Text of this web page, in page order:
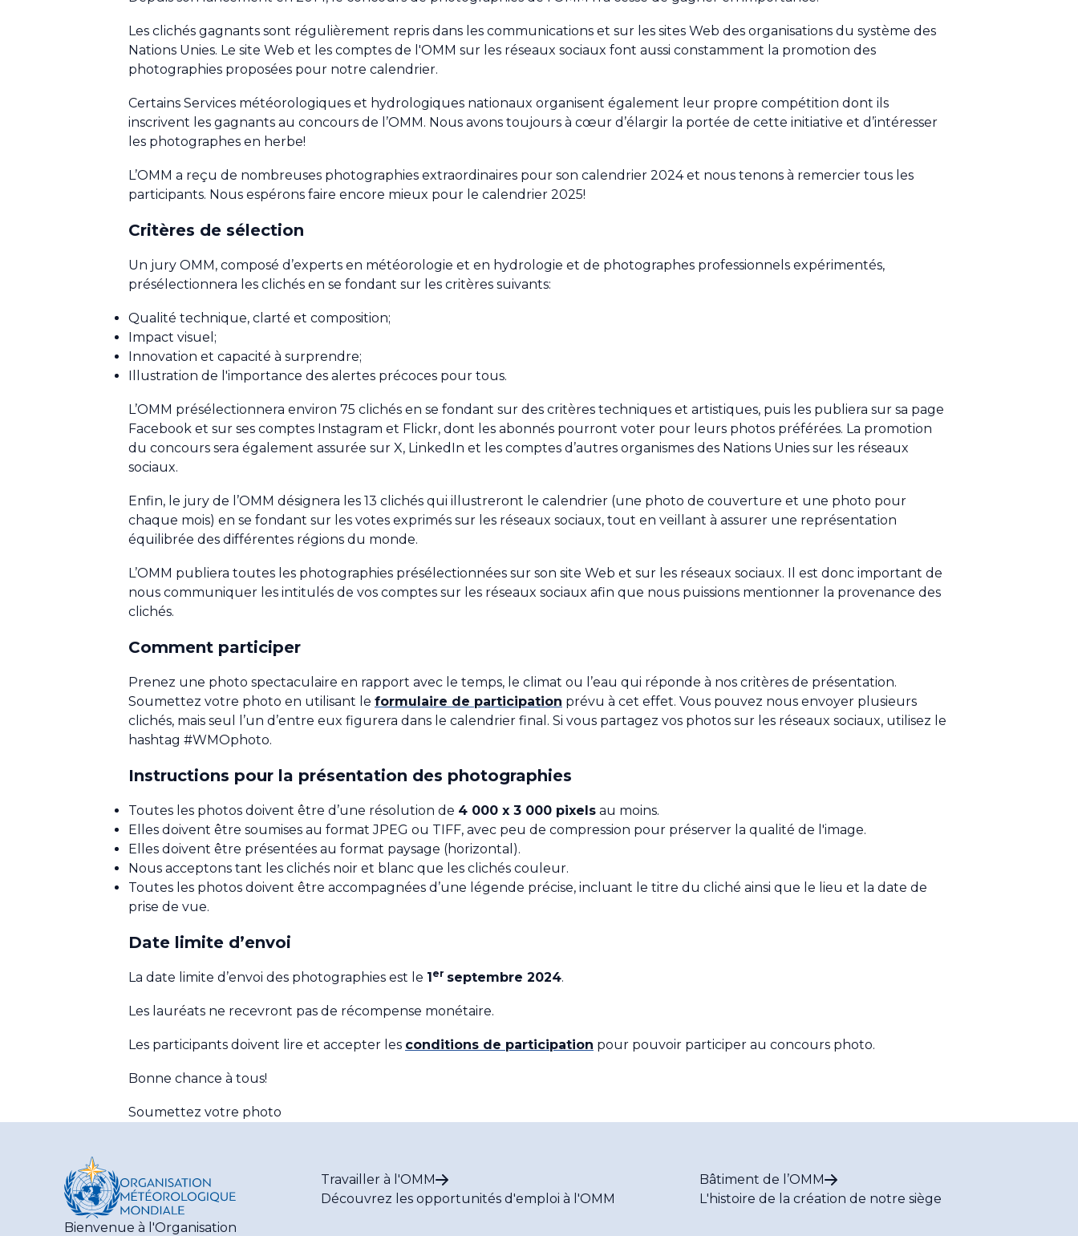
Les clichés gagnants sont régulièrement repris dans les communications et sur les sites Web des organisations du système des
Nations Unies. Le site Web et les comptes de l'OMM sur les réseaux sociaux font aussi constamment la promotion des
photographies proposées pour notre calendrier.
Certains Services météorologiques et hydrologiques nationaux organisent également leur propre compétition dont ils
inscrivent les gagnants au concours de l’OMM. Nous avons toujours à cœur d’élargir la portée de cette initiative et d’intéresser
les photographes en herbe!
L’OMM a reçu de nombreuses photographies extraordinaires pour son calendrier 2024 et nous tenons à remercier tous les
participants. Nous espérons faire encore mieux pour le calendrier 2025!
Critères de sélection
Un jury OMM, composé d’experts en météorologie et en hydrologie et de photographes professionnels expérimentés,
présélectionnera les clichés en se fondant sur les critères suivants:
Qualité technique, clarté et composition;
Impact visuel;
Innovation et capacité à surprendre;
Illustration de l'importance des alertes précoces pour tous.
L’OMM présélectionnera environ 75 clichés en se fondant sur des critères techniques et artistiques, puis les publiera sur sa page
Facebook et sur ses comptes Instagram et Flickr, dont les abonnés pourront voter pour leurs photos préférées. La promotion
du concours sera également assurée sur X, LinkedIn et les comptes d’autres organismes des Nations Unies sur les réseaux
sociaux.
Enfin, le jury de l’OMM désignera les 13 clichés qui illustreront le calendrier (une photo de couverture et une photo pour
chaque mois) en se fondant sur les votes exprimés sur les réseaux sociaux, tout en veillant à assurer une représentation
équilibrée des différentes régions du monde.
L’OMM publiera toutes les photographies présélectionnées sur son site Web et sur les réseaux sociaux. Il est donc important de
nous communiquer les intitulés de vos comptes sur les réseaux sociaux afin que nous puissions mentionner la provenance des
clichés.
Comment participer
Prenez une photo spectaculaire en rapport avec le temps, le climat ou l’eau qui réponde à nos critères de présentation.
Soumettez votre photo en utilisant le formulaire de participation prévu à cet effet. Vous pouvez nous envoyer plusieurs
clichés, mais seul l’un d’entre eux figurera dans le calendrier final. Si vous partagez vos photos sur les réseaux sociaux, utilisez le
hashtag #WMOphoto.
Instructions pour la présentation des photographies
Toutes les photos doivent être d’une résolution de 4 000 x 3 000 pixels au moins.
Elles doivent être soumises au format JPEG ou TIFF, avec peu de compression pour préserver la qualité de l'image.
Elles doivent être présentées au format paysage (horizontal).
Nous acceptons tant les clichés noir et blanc que les clichés couleur.
Toutes les photos doivent être accompagnées d’une légende précise, incluant le titre du cliché ainsi que le lieu et la date de
prise de vue.
Date limite d’envoi
La date limite d’envoi des photographies est le 1er septembre 2024.
Les lauréats ne recevront pas de récompense monétaire.
Les participants doivent lire et accepter les conditions de participation pour pouvoir participer au concours photo.
Bonne chance à tous!
Soumettez votre photo
Bienvenue à l'Organisation
Travailler à l'OMM
Découvrez les opportunités d'emploi à l'OMM
Bâtiment de l’OMM
L'histoire de la création de notre siège